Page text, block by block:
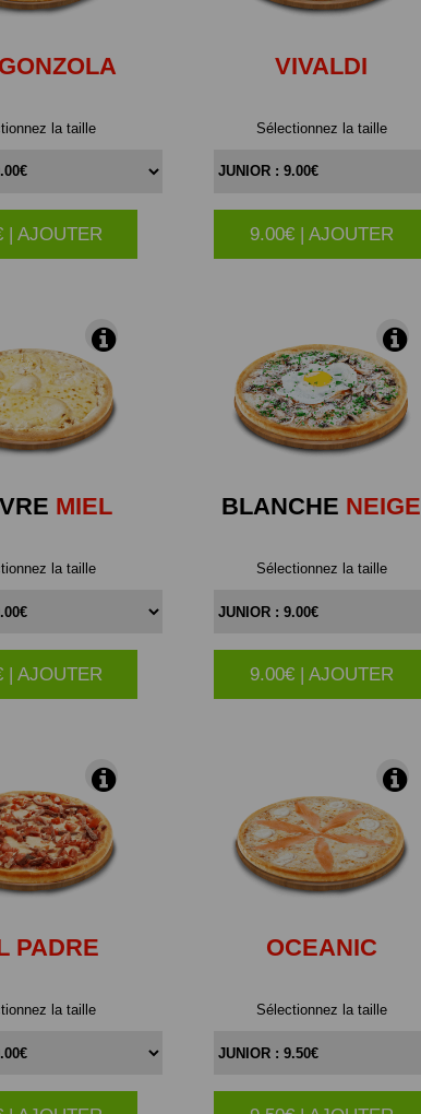
la taille
|
| AJOUTER
VIVALDI
Sélectionnez la taille
|
9.00€ | AJOUTER
MIEL
la taille
|
| AJOUTER
BLANCHE NEIGE
Sélectionnez la taille
|
9.00€ | AJOUTER
PADRE
la taille
OCEANIC
Sélectionnez la taille